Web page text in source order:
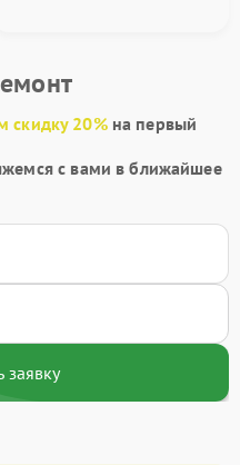
скидку 20%на первый
с вами в ближайшее
заявку